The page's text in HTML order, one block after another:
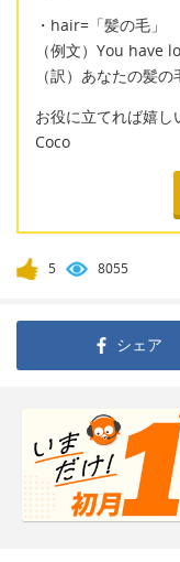
・hair=「髪の毛」
（例文）You have
（訳）あなたの髪の
お役に立てれば嬉し
Coco
5 8055
シェア